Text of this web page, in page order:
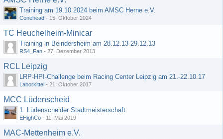
Training am 19.10.2024 beim AMSC Herne e.V.
Conehead - 15. Oktober 2024
TC Heuchelheim-Minicar
Training in Beindersheim am 28.12.13-29.12.13
RS4_Fan - 27. Dezember 2013
RCL Leipzig
LRP-HPI-Challenge beim Racing Center Leipzig am 21.-22.10.17
Laborkittel - 21. Oktober 2017
MCC Lüdenscheid
1. Lüdenscheider Stadtmeisterschaft
EHighCo - 11. Mai 2019
MAC-Mettenheim e.V.